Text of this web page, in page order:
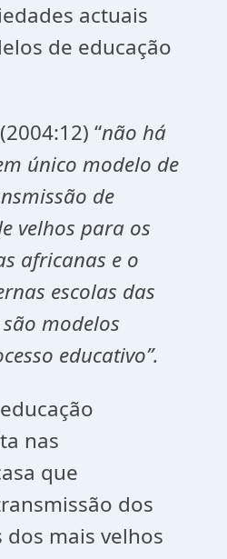
actuais
de educação
“não há
único modelo de
de
velhos para os
africanas e o
escolas das
modelos
educativo”.
nas
que
dos
mais velhos